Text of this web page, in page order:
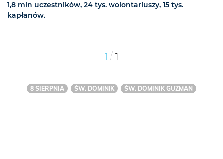
1,8 mln uczestników, 24 tys. wolontariuszy, 15 tys.
kapłanów.
1 / 1
8 SIERPNIA ŚW. DOMINIK ŚW. DOMINIK GUZMAN